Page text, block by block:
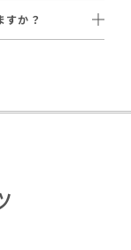
迎バスのご手配も
すか？
）
〜（税込）